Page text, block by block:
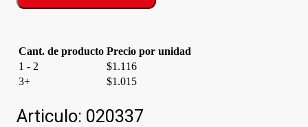
cantidad
Cant. de producto Precio por unidad
1 - 2
$1.116
3+
$1.015
Articulo: 020337